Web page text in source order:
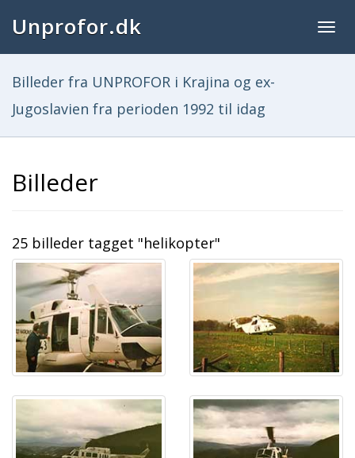
Unprofor.dk
Billeder fra UNPROFOR i Krajina og ex-
Jugoslavien fra perioden 1992 til idag
Billeder
25 billeder tagget "helikopter"